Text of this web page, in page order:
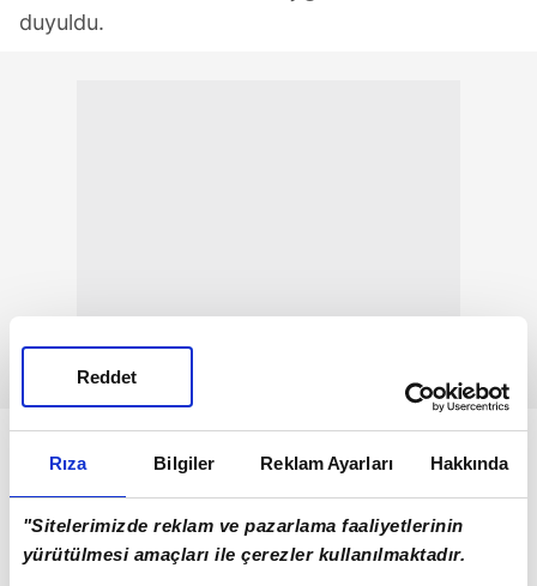
Rıza Bilgiler Reklam Ayarları Hakkında
"Sitelerimizde reklam ve pazarlama faaliyetlerinin
yürütülmesi amaçları ile çerezler kullanılmaktadır.
Reddet
duyuldu.